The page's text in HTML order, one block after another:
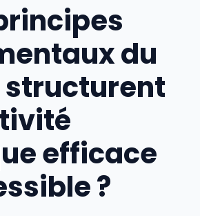
du
structurent
efficace
?